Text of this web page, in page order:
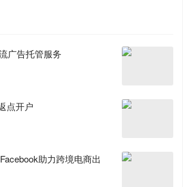
广告托管服务
点开户
助力跨境电商出